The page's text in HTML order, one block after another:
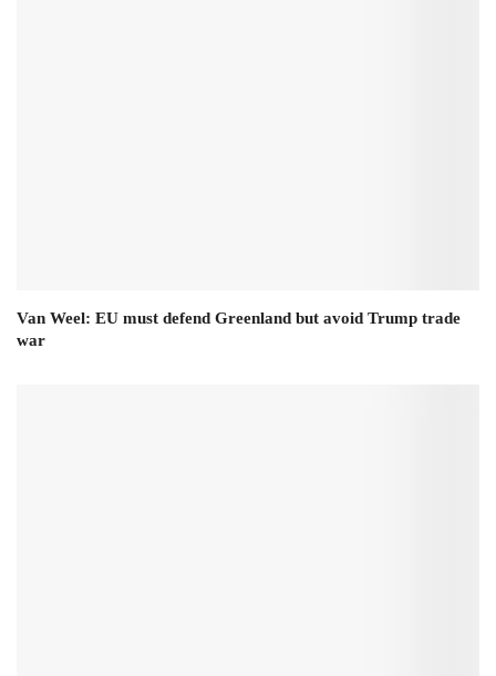
Van Weel: EU must defend Greenland but avoid Trump trade
war